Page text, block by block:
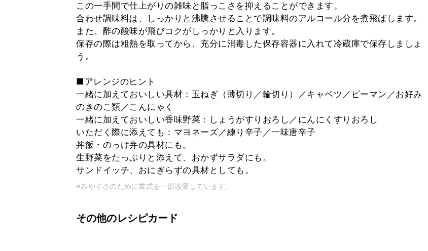
この一手間で仕上がりの雑味と脂っこさを抑えることができます。
合わせ調味料は、しっかりと沸騰させることで調味料のアルコール分を煮飛ばします。
また、酢の酸味が飛びコクがしっかりと入ります。
保存の際は粗熱を取ってから、充分に消毒した保存容器に入れて冷蔵庫で保存しましょ
う。
■アレンジのヒント
一緒に加えておいしい具材：玉ねぎ（薄切り／輪切り）／キャベツ／ピーマン／お好み
のきのこ類／こんにゃく
一緒に加えておいしい香味野菜：しょうがすりおろし／にんにくすりおろし
いただく際に添えても：マヨネーズ／練り辛子／一味唐辛子
丼飯・のっけ弁の具材にも。
生野菜をたっぷりと添えて、おかずサラダにも。
サンドイッチ、おにぎらずの具材としても。
※みやすさのために書式を一部改変しています。
その他のレシピカード